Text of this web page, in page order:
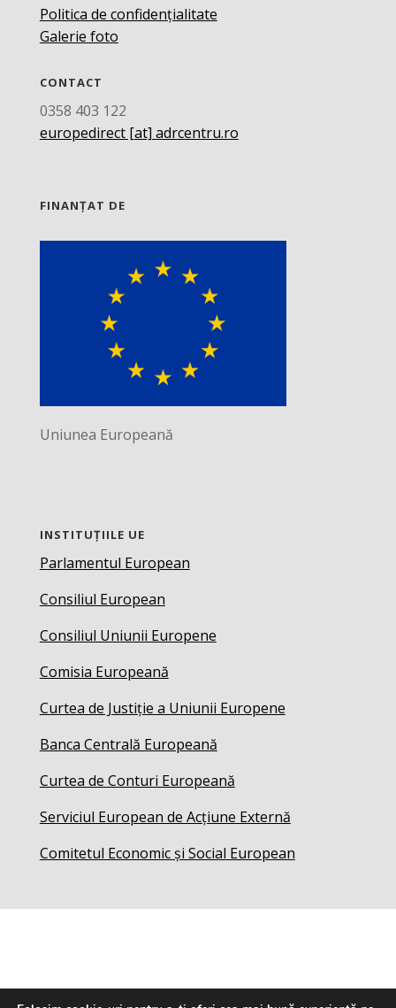
Politica de confidențialitate
Galerie foto
CONTACT
0358 403 122
europedirect [at] adrcentru.ro
FINANȚAT DE
Uniunea Europeană
INSTITUȚIILE UE
Parlamentul European
Consiliul European
Consiliul Uniunii Europene
Comisia Europeană
Curtea de Justiție a Uniunii Europene
Banca Centrală Europeană
Curtea de Conturi Europeană
Serviciul European de Acțiune Externă
Comitetul Economic și Social European